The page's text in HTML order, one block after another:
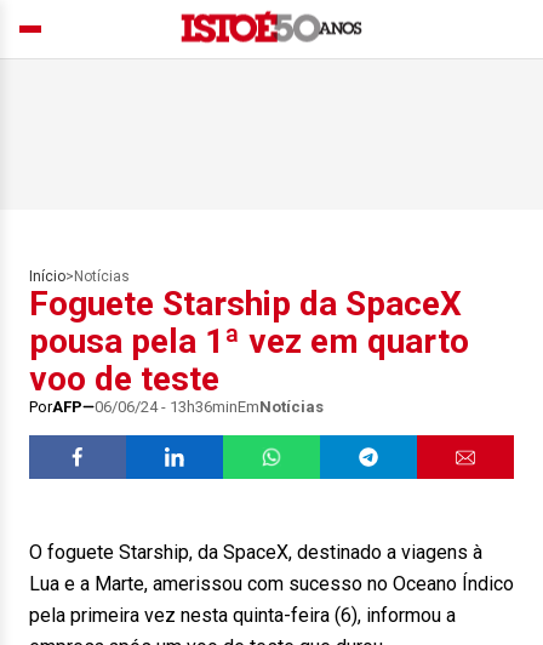
Início> Notícias
Foguete Starship da SpaceX
pousa pela 1ª vez em quarto
voo de teste
PorAFP 06/06/24 - 13h36minEmNotícias
O foguete Starship, da SpaceX, destinado a viagens à
Lua e a Marte, amerissou com sucesso no Oceano Índico
pela primeira vez nesta quinta-feira (6), informou a